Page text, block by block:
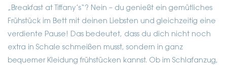
„Breakfast at Tiffany’s“? Nein – du genießt ein gemütliches
Frühstück im Bett mit deinen Liebsten und gleichzeitig eine
verdiente Pause! Das bedeutet, dass du dich nicht noch
extra in Schale schmeißen musst, sondern in ganz
bequemer Kleidung frühstücken kannst. Ob im Schlafanzug,